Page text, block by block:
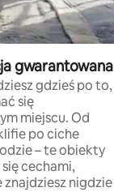
gwarantowana
gdzieś po to,
się
miejscu. Od
po ciche
– te obiekty
cechami,
nigdzie